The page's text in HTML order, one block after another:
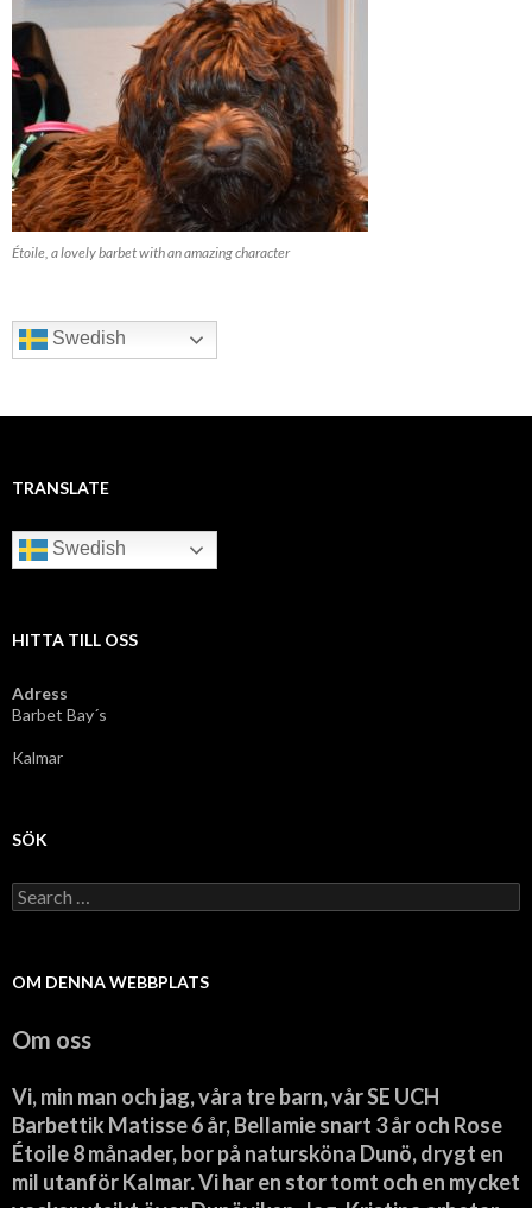
Étoile, a lovely barbet with an amazing character
Swedish
TRANSLATE
Swedish
HITTA TILL OSS
Adress
Barbet Bay´s
Kalmar
SÖK
Search
for:
OM DENNA WEBBPLATS
Om oss
Vi, min man och jag, våra tre barn, vår SE UCH
Barbettik Matisse 6 år, Bellamie snart 3 år och Rose
Étoile 8 månader, bor på natursköna Dunö, drygt en
mil utanför Kalmar. Vi har en stor tomt och en mycket